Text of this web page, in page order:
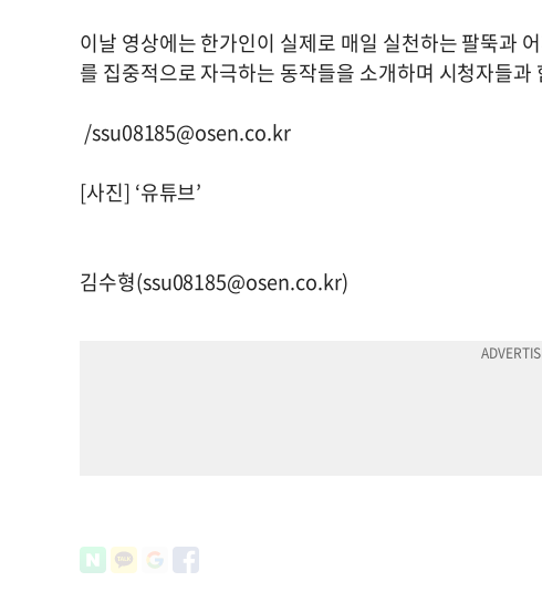
이날 영상에는 한가인이 실제로 매일 실천하는 팔뚝과
를 집중적으로 자극하는 동작들을 소개하며 시청자들
/ssu08185@osen.co.kr
[사진] ‘유튜브’
김수형(ssu08185@osen.co.kr)